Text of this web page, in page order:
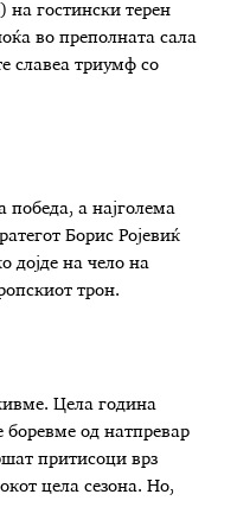
гостински терен
во преполната сала
славеа триумф со
победа, а најголема
Борис Ројевиќ
дојде на чело на
трон.
Цела година
боревме од натпревар
притисоци врз
цела сезона. Но,